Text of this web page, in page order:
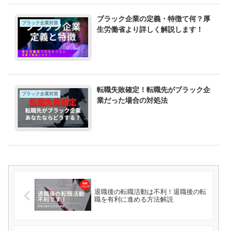
ブラック企業対策
ブラック企業の定義・特徴て何？厚
生労働省より詳しく解説します！
ブラック企業対策
転職失敗確定！転職先がブラック企
業だった場合の対処法
退職後の転職活動は不利！退職後の転
職を有利に進める方法解説